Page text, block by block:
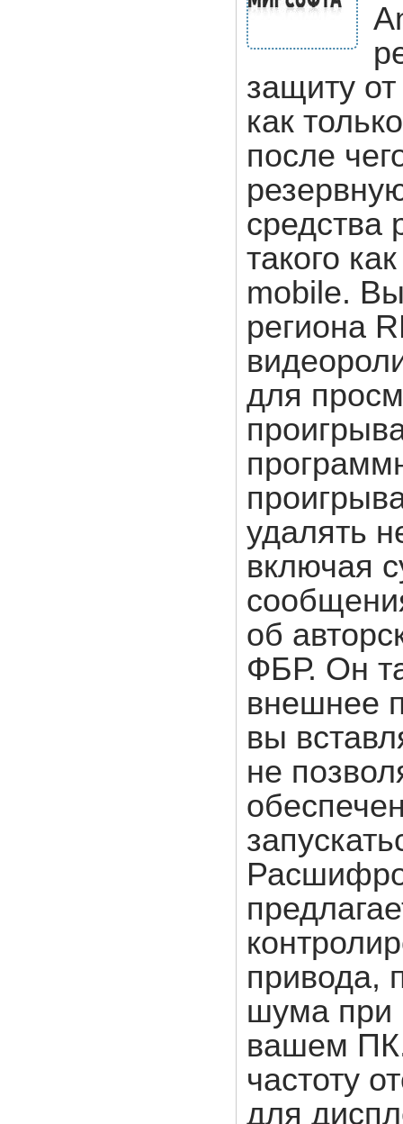
защиту
как
после
средства
такого
mobile.
региона
для
удалять
включая
об
ФБР. Он
внешнее
вы
не
привода,
шума при
вашем
частоту
для